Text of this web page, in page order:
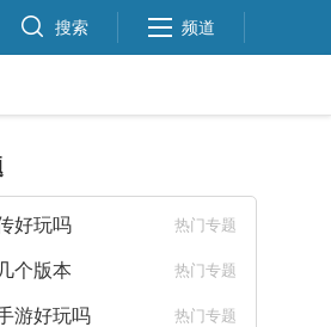
搜索 频道
好玩吗 热门专题
个版本 热门专题
游好玩吗 热门专题